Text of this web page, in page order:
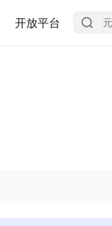
开放平台